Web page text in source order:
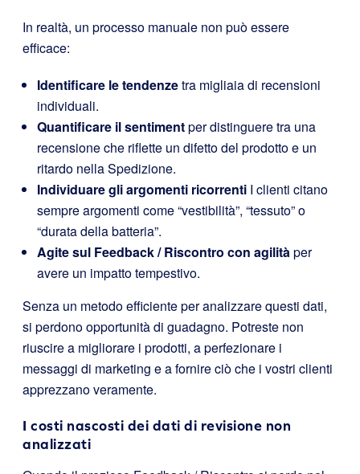
In realtà, un processo manuale non può essere
efficace:
Identificare le tendenzetra migliaia di recensioni
individuali.
Quantificare il sentimentper distinguere tra una
recensione che riflette un difetto del prodotto e un
ritardo nella Spedizione.
Individuare gli argomenti ricorrenti I clienti citano
sempre argomenti come “vestibilità”, “tessuto” o
“durata della batteria”.
Agite sul Feedback / Riscontro con agilitàper
avere un impatto tempestivo.
Senza un metodo efficiente per analizzare questi dati,
si perdono opportunità di guadagno. Potreste non
riuscire a migliorare i prodotti, a perfezionare i
messaggi di marketing e a fornire ciò che i vostri clienti
apprezzano veramente.
I costi nascosti dei dati di revisione non
analizzati